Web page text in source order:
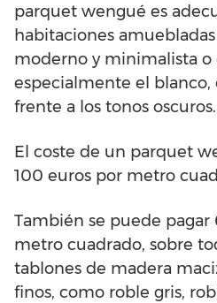
parquet wengué es
habitaciones
moderno y minimalista o
especialmente el
frente a los tonos oscuros.
El coste de un parquet
100 euros por metro
También se puede pagar
metro cuadrado, sobre
tablones de madera
finos, como roble gris,